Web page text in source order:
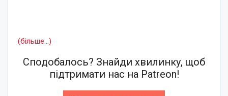
(більше…)
Сподобалось? Знайди хвилинку, щоб
підтримати нас на Patreon!